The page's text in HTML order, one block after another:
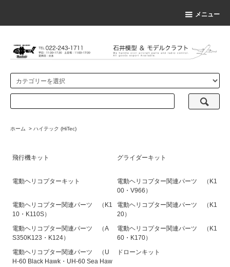
メニュー
ホーム > ハイテック (HiTec)
飛行機キット グライダーキット
電動ヘリコプターキット
電動ヘリコプター関連パーツ （K1
00・V966）
電動ヘリコプター関連パーツ （K1
10・K110S）
電動ヘリコプター関連パーツ （K1
20）
電動ヘリコプター関連パーツ （A
S350K123・K124）
電動ヘリコプター関連パーツ （K1
60・K170）
電動ヘリコプター関連パーツ （U
H-60 Black Hawk・UH-60 Sea Haw
ドローンキット